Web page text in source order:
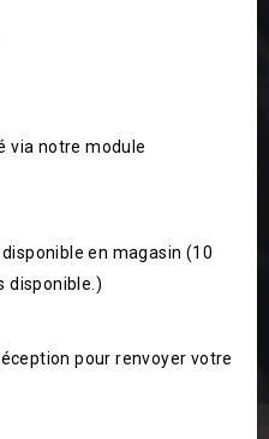
via notre module
en magasin (10
disponible.)
pour renvoyer votre